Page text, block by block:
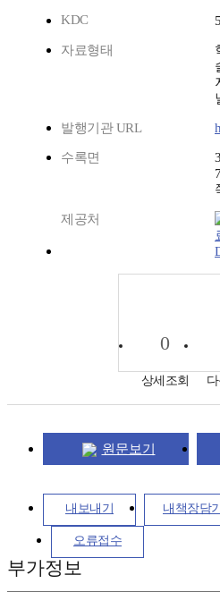
KDC
자료형태
발행기관 URL
수록면
제공처
0
상세조회
원문보기
내보내기 내책장담기
오류접수
부가정보